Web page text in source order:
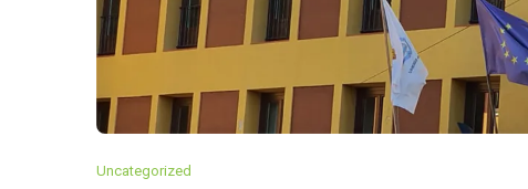
Uncategorized